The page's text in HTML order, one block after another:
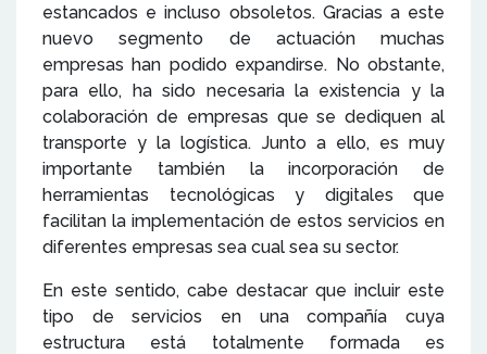
estancados e incluso obsoletos. Gracias a este
nuevo segmento de actuación muchas
empresas han podido expandirse. No obstante,
para ello, ha sido necesaria la existencia y la
colaboración de empresas que se dediquen al
transporte y la logística. Junto a ello, es muy
importante también la incorporación de
herramientas tecnológicas y digitales que
facilitan la implementación de estos servicios en
diferentes empresas sea cual sea su sector.
En este sentido, cabe destacar que incluir este
tipo de servicios en una compañía cuya
estructura está totalmente formada es